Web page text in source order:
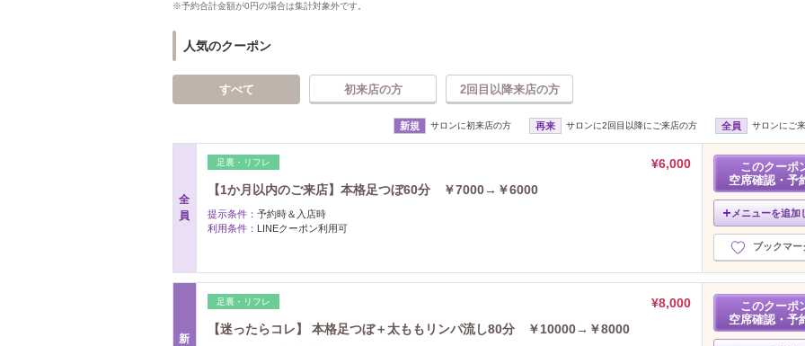
※予約合計金額が0円の場合は集計対象外です。
人気のクーポン
すべて 初来店の方 2回目以降来店の方
新規 サロンに初来店の方 再来 サロンに2回目以降にご来店の方 全員 サロンにご
全
員
足裏・リフレ
¥6,000
【1か月以内のご来店】本格足つぼ60分 ￥7000→￥6000
提示条件： 予約時＆入店時
利用条件： LINEクーポン利用可
このクーポ
空席確認・予
メニューを追加
ブックマー
新
足裏・リフレ
¥8,000
【迷ったらコレ】 本格足つぼ＋太ももリンパ流し80分 ￥10000→￥8000
このクーポ
空席確認・予